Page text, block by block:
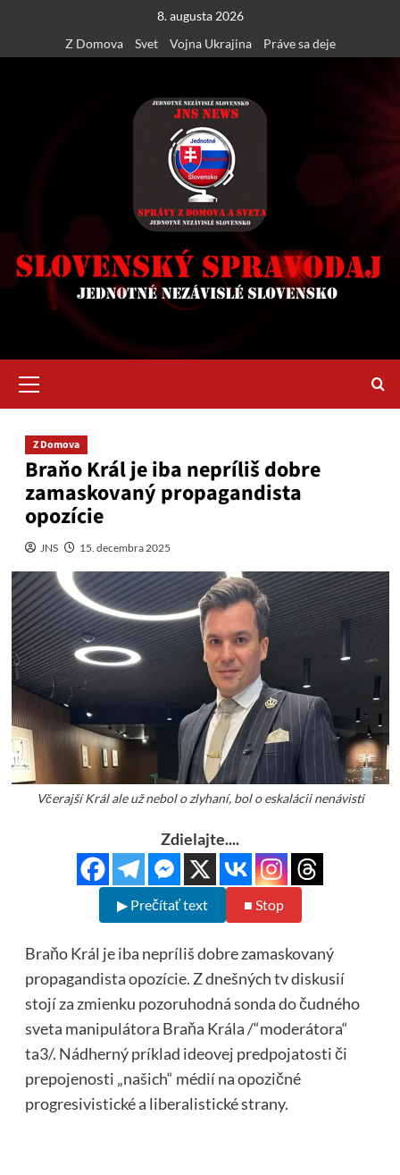
content
8. augusta 2026
Z Domova
Svet Vojna Ukrajina Práve sa deje
Menu
Z Domova
Braňo Král je iba nepríliš dobre
zamaskovaný propagandista
opozície
JNS 15. decembra 2025
Včerajší Král ale už nebol o zlyhaní, bol o eskalácii nenávisti
Zdielajte....
▶ Prečítať text ■ Stop
Braňo Král je iba nepríliš dobre zamaskovaný
propagandista opozície. Z dnešných tv diskusií
stojí za zmienku pozoruhodná sonda do čudného
sveta manipulátora Braňa Krála /“moderátora“
ta3/. Nádherný príklad ideovej predpojatosti či
prepojenosti „našich“ médií na opozičné
progresivistické a liberalistické strany.